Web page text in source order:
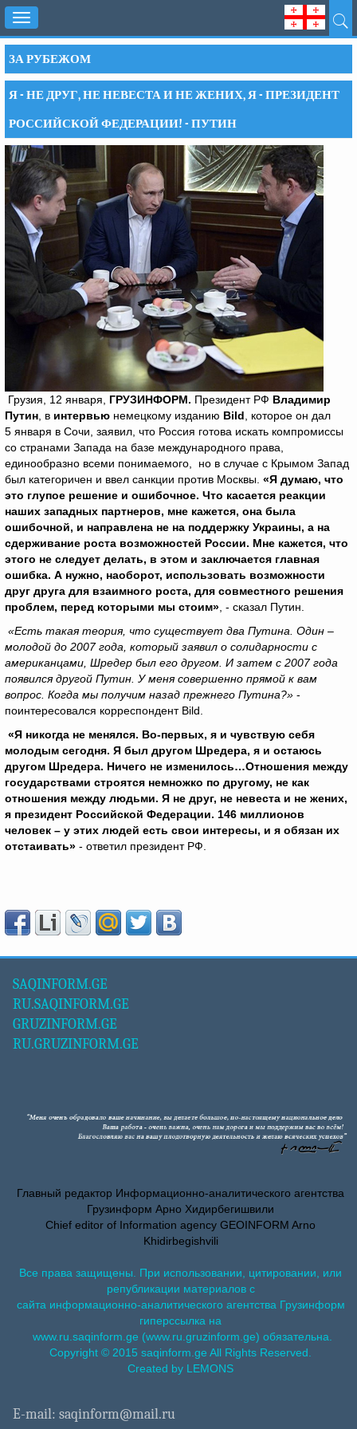
Toggle
navigation
ЗА РУБЕЖОМ
Я - НЕ ДРУГ, НЕ НЕВЕСТА И НЕ ЖЕНИХ, Я - ПРЕЗИДЕНТ
РОССИЙСКОЙ ФЕДЕРАЦИИ! - ПУТИН
Грузия, 12 января, ГРУЗИНФОРМ. Президент РФ Владимир
Путин , в интервью немецкому изданию Bild , которое он дал
5 января в Сочи, заявил, что Россия готова искать компромиссы
со странами Запада на базе международного права,
единообразно всеми понимаемого, но в случае с Крымом Запад
был категоричен и ввел санкции против Москвы. «Я думаю, что
это глупое решение и ошибочное. Что касается реакции
наших западных партнеров, мне кажется, она была
ошибочной, и направлена не на поддержку Украины, а на
сдерживание роста возможностей России. Мне кажется, что
этого не следует делать, в этом и заключается главная
ошибка. А нужно, наоборот, использовать возможности
друг друга для взаимного роста, для совместного решения
проблем, перед которыми мы стоим» , - сказал Путин.
«Есть такая теория, что существует два Путина. Один –
молодой до 2007 года, который заявил о солидарности с
американцами, Шредер был его другом. И затем с 2007 года
появился другой Путин. У меня совершенно прямой к вам
вопрос. Когда мы получим назад прежнего Путина?» -
поинтересовался корреспондент Bild.
«Я никогда не менялся. Во‑первых, я и чувствую себя
молодым сегодня. Я был другом Шредера, я и остаюсь
другом Шредера. Ничего не изменилось…Отношения между
государствами строятся немножко по другому, не как
отношения между людьми. Я не друг, не невеста и не жених,
я президент Российской Федерации. 146 миллионов
человек – у этих людей есть свои интересы, и я обязан их
отстаивать» - ответил президент РФ.
SAQINFORM.GE
RU.SAQINFORM.GE
GRUZINFORM.GE
RU.GRUZINFORM.GE
Главный редактор Информационно-аналитического агентства
Грузинформ Арно Хидирбегишвили
Chief editor of Information agency GEOINFORM Arno
Khidirbegishvili
Все права защищены. При использовании, цитировании, или
републикации материалов с
сайта информационно-аналитического агентства Грузинформ
гиперссылка на
www.ru.saqinform.ge (www.ru.gruzinform.ge) обязательна.
Copyright © 2015 saqinform.ge All Rights Reserved.
Created by LEMONS
E-mail: saqinform@mail.ru